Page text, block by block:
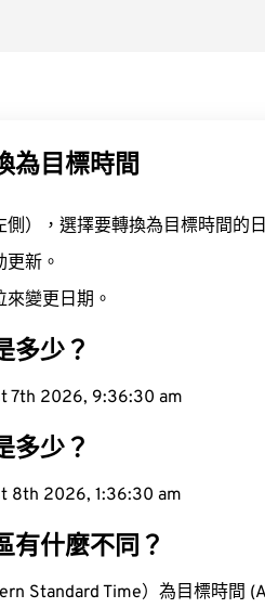
為目標時間
），選擇要轉換為目標時間的
新。
變更日期。
多少？
7th 2026, 9:36:30 am
多少？
8th 2026, 1:36:30 am
有什麼不同？
Standard Time）為目標時間